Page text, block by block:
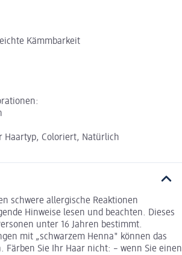
Kämmbarkeit
Haartyp, Coloriert, Natürlich
schwere allergische Reaktionen
Hinweise lesen und beachten. Dieses
unter 16 Jahren bestimmt.
mit „schwarzem Henna" können das
Färben Sie Ihr Haar nicht: – wenn Sie einen